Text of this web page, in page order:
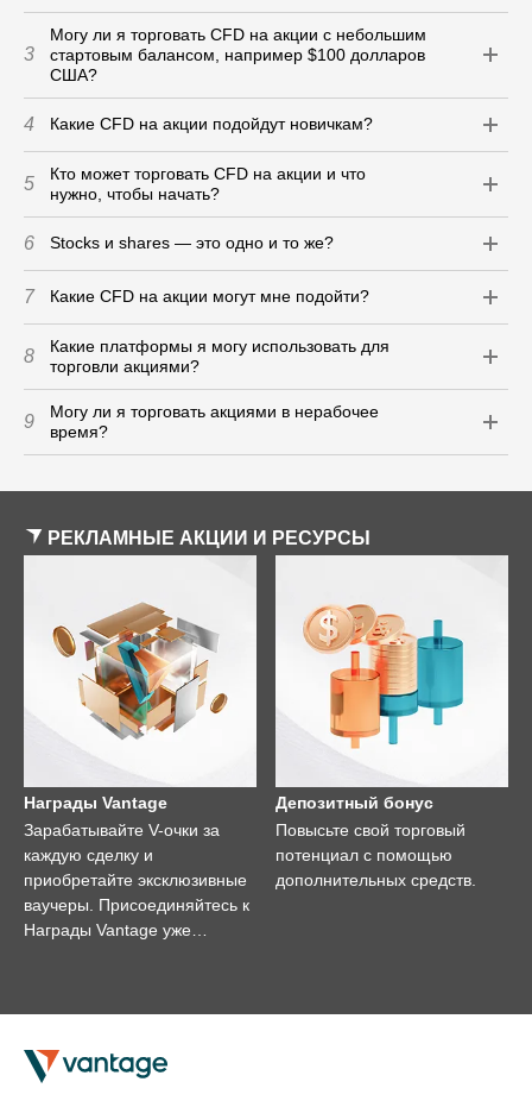
3
Могу ли я торговать CFD на акции с небольшим
стартовым балансом, например $100 долларов
США?
4 Какие CFD на акции подойдут новичкам?
5
Кто может торговать CFD на акции и что
нужно, чтобы начать?
6 Stocks и shares — это одно и то же?
7 Какие CFD на акции могут мне подойти?
8
Какие платформы я могу использовать для
торговли акциями?
9
Могу ли я торговать акциями в нерабочее
время?
РЕКЛАМНЫЕ АКЦИИ И РЕСУРСЫ
Награды Vantage
Зарабатывайте V-очки за
каждую сделку и
приобретайте эксклюзивные
ваучеры. Присоединяйтесь к
Награды Vantage уже
Депозитный бонус
Повысьте свой торговый
потенциал с помощью
дополнительных средств.